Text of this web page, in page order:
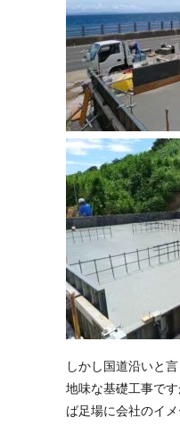
しかし国道沿いと
地味な基礎工事で
ば足場に会社のイ